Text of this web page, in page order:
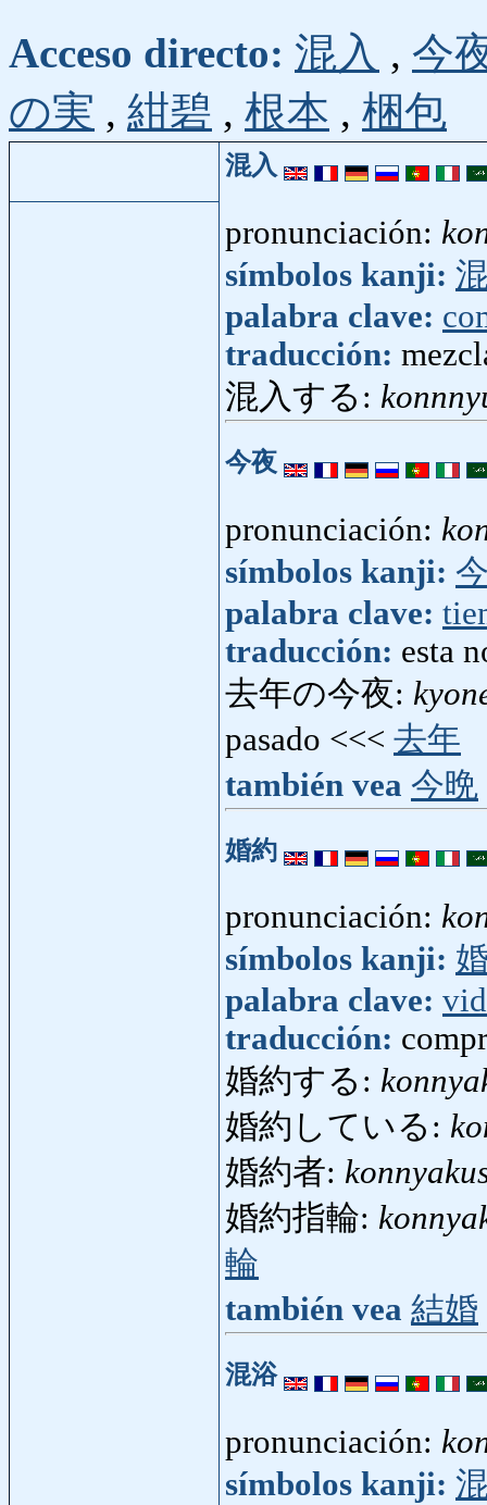
Acceso directo: 混入 , 今
の実 , 紺碧 , 根本 , 梱包
混入
pronunciación:
símbolos kanji:
palabra clave:
traducción:
混入する:
今夜
pronunciación:
símbolos kanji:
palabra clave:
traducción: esta
去年の今夜:
pasado <<< 去年
también vea 今晩
婚約
pronunciación:
símbolos kanji:
palabra clave:
traducción:
婚約する:
婚約している:
婚約者:
婚約指輪:
輪
también vea 結婚
混浴
pronunciación:
símbolos kanji: